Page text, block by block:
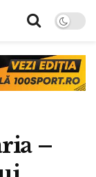
–